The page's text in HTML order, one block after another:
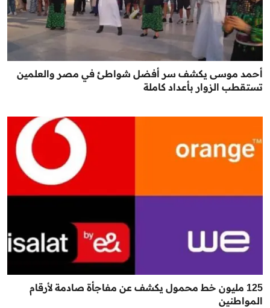
أحمد موسى يكشف سر أفضل شواطئ في مصر والعلمين
تستقطب الزوار بأعداد كاملة
125 مليون خط محمول يكشف عن مفاجأة صادمة لأرقام
المواطنين